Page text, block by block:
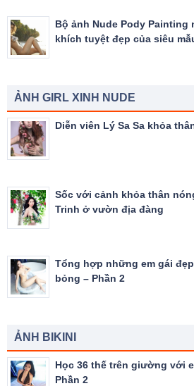
Bộ ảnh Nude Pody Painting
khích tuyệt đẹp của siêu
ẢNH GIRL XINH NUDE
Diễn viên Lý Sa Sa khỏa
Sốc với cảnh khỏa thân
Trinh ở vườn địa đàng
Tổng hợp những em gái
bỏng – Phần 2
ẢNH BIKINI
Học 36 thế trên giường với
Phần 2